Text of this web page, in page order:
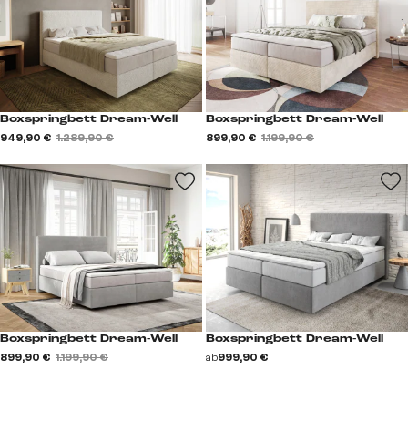
Boxspringbett Dream-Well
949,90 € 1.289,90 €
Boxspringbett Dream-Well
899,90 € 1.199,90 €
Boxspringbett Dream-Well
899,90 € 1.199,90 €
Boxspringbett Dream-Well
ab999,90 €